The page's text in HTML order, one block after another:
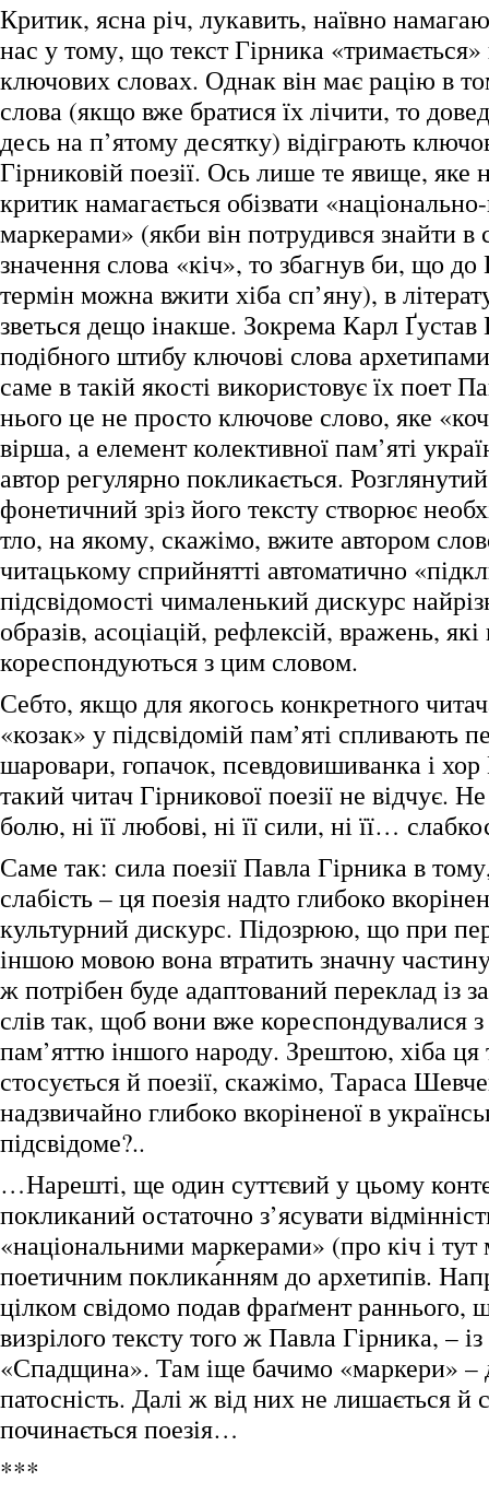
Критик, ясна річ, лукавить, наївно
нас у тому, що текст Гірника
ключових словах. Однак він має рацію в
слова (якщо вже братися їх лічити, то
десь на п’ятому десятку) відіграють
Гірниковій поезії. Ось лише те явище, яке
критик намагається обізвати
маркерами» (якби він потрудився знайти в
значення слова «кіч», то збагнув би, що до
термін можна вжити хіба сп’яну), в
зветься дещо інакше. Зокрема Карл
подібного штибу ключові слова
саме в такій якості використовує їх поет
нього це не просто ключове слово, яке
вірша, а елемент колективної пам’яті
автор регулярно покликається.
фонетичний зріз його тексту створює
тло, на якому, скажімо, вжите автором
читацькому сприйнятті автоматично
підсвідомості чималенький дискурс
образів, асоціацій, рефлексій, вражень,
кореспондуються з цим словом.
Себто, якщо для якогось конкретного
«козак» у підсвідомій пам’яті спливають
шаровари, гопачок, псевдовишиванка і
такий читач Гірникової поезії не відчує. Не
болю, ні її любові, ні її сили, ні її…
Саме так: сила поезії Павла Гірника в
слабість – ця поезія надто глибоко
культурний дискурс. Підозрюю, що при
іншою мовою вона втратить значну
ж потрібен буде адаптований переклад із
слів так, щоб вони вже кореспондувалися
пам’яттю іншого народу. Зрештою, хіба ця
стосується й поезії, скажімо, Тараса
надзвичайно глибоко вкоріненої в
підсвідоме?..
…Нарешті, ще один суттєвий у цьому
покликаний остаточно з’ясувати
«національними маркерами» (про кіч і тут
поетичним поклика́нням до архетипів.
цілком свідомо подав фраґмент раннього,
визрілого тексту того ж Павла Гірника, –
«Спадщина». Там іще бачимо «маркери» –
патосність. Далі ж від них не лишається й
починається поезія…
***